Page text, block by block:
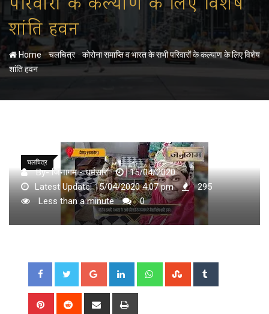
शांति हवन
Home-चलचित्र-कोरोना समाप्ति व भारत के सभी परिवारों के कल्याण के लिए विशेष
शांति हवन
चलचित्र
By- जिनागम - धर्मसार
15/04/2020
Latest Update: 15/04/2020 4:07 pm
295
Less than a minute
0
Google+ LinkedIn WhatsappStumbleUpon
Pinterest Reddit
Share